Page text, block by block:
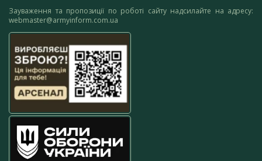
Зауваження та пропозиції по роботі сайту надсилайте на адресу:
webmaster@armyinform.com.ua